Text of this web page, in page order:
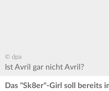
© dpa
Ist Avril gar nicht Avril?
Das "Sk8er"-Girl soll bereits